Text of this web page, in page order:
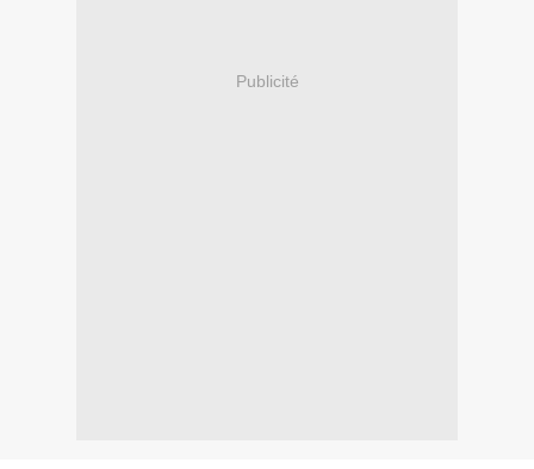
Publicité